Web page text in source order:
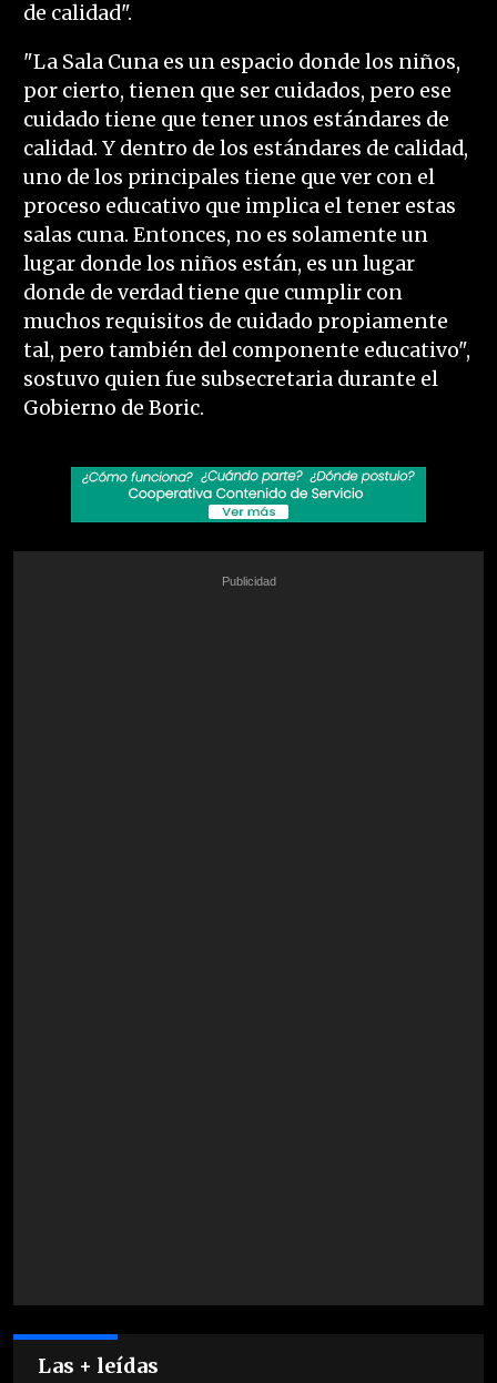
de calidad".
"La Sala Cuna es un espacio donde los niños,
por cierto, tienen que ser cuidados, pero ese
cuidado tiene que tener unos estándares de
calidad. Y dentro de los estándares de calidad,
uno de los principales tiene que ver con el
proceso educativo que implica el tener estas
salas cuna. Entonces, no es solamente un
lugar donde los niños están, es un lugar
donde de verdad tiene que cumplir con
muchos requisitos de cuidado propiamente
tal, pero también del componente educativo",
sostuvo quien fue subsecretaria durante el
Gobierno de Boric.
Las + leídas